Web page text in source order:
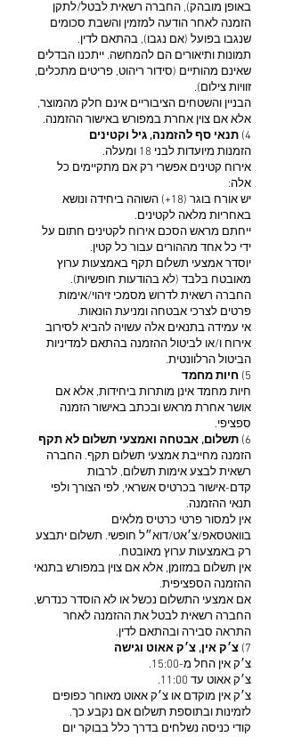
באופן מובהק), החברה רשאית לבטל/לתקן
הזמנה לאחר הודעה למזמין והשבת סכומים
שנגבו בפועל (אם נגבו), בהתאם לדין.
תמונות ותיאורים הם להמחשה. ייתכנו הבדלים
שאינם מהותיים (סידור ריהוט, פריטים מתכלים,
זוויות צילום).
הבניין והשטחים הציבוריים אינם חלק מהמוצר,
אלא אם צוין אחרת במפורש באישור ההזמנה.
4) תנאי סף להזמנה, גיל וקטינים
הזמנות מיועדות לבני 18 ומעלה.
אירוח קטינים אפשרי רק אם מתקיימים כל
אלה:
יש אורח בוגר (18+) השוהה ביחידה ונושא
באחריות מלאה לקטינים.
ייחתם מראש הסכם אירוח לקטינים חתום על
ידי כל אחד מההורים עבור כל קטין.
יוסדר אמצעי תשלום תקף באמצעות ערוץ
מאובטח בלבד (לא בהודעות חופשיות).
החברה רשאית לדרוש מסמכי זיהוי/אימות
פרטים לצרכי אבטחה ומניעת הונאות.
אי עמידה בתנאים אלה עשויה להביא לסירוב
אירוח ו/או לביטול ההזמנה בהתאם למדיניות
הביטול הרלוונטית.
5) חיות מחמד
חיות מחמד אינן מותרות ביחידות, אלא אם
אושר אחרת מראש ובכתב באישור הזמנה
ספציפי.
6) תשלום, אבטחה ואמצעי תשלום לא תקף
הזמנה מחייבת אמצעי תשלום תקף. החברה
רשאית לבצע אימות תשלום, לרבות
קדם-אישור בכרטיס אשראי, לפי הצורך ולפי
תנאי ההזמנה.
אין למסור פרטי כרטיס מלאים
בוואטסאפ/צ׳אט/דוא״ל חופשי. תשלום יתבצע
רק באמצעות ערוץ מאובטח.
אין תשלום במזומן, אלא אם צוין במפורש בתנאי
ההזמנה הספציפית.
אם אמצעי התשלום נכשל או לא הוסדר כנדרש,
החברה רשאית לבטל את ההזמנה לאחר
התראה סבירה ובהתאם לדין.
7) צ׳ק אין, צ׳ק אאוט וגישה
צ׳ק אין החל מ-15:00.
צ׳ק אאוט עד 11:00.
צ׳ק אין מוקדם או צ׳ק אאוט מאוחר כפופים
לזמינות ובתוספת תשלום אם נקבע כך.
קודי כניסה נשלחים בדרך כלל בבוקר יום